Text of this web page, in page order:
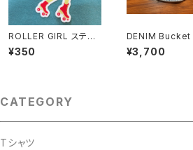
ROLLER GIRL ステッ
カー（M）
¥350
DENIM
southern deli
hatarnia
¥3,700
CATEGORY
Tシャツ